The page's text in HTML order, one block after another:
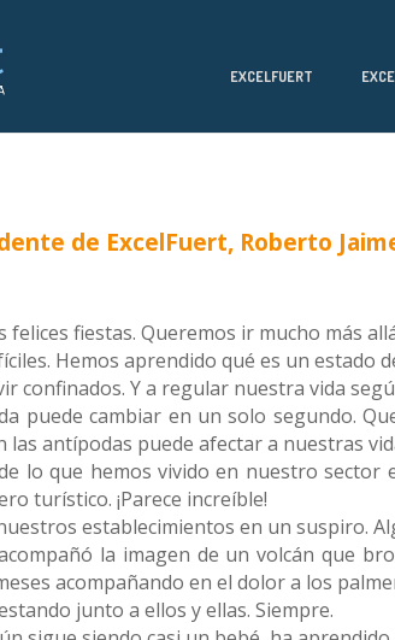
EXCELFUERT
de ExcelFuert, Roberto
felices fiestas. Queremos ir mucho más
Hemos aprendido qué es un estado
confinados. Y a regular nuestra vida
puede cambiar en un solo segundo.
las antípodas puede afectar a nuestras
lo que hemos vivido en nuestro sector
turístico. ¡Parece increíble!
establecimientos en un suspiro.
la imagen de un volcán que
acompañando en el dolor a los
junto a ellos y ellas. Siempre.